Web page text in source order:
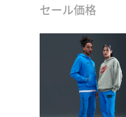
セール価格